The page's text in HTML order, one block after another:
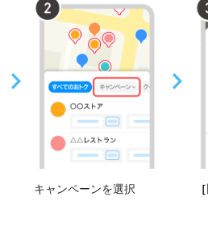
キャンペーンを選択